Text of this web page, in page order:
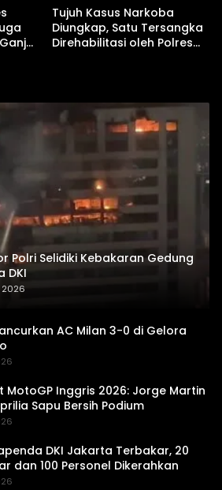
Tujuh Kasus Narkoba
Diungkap, Satu Tersangka
Direhabilitasi oleh Polres
Polri Selidiki Kebakaran Gedung
DKI
2026
AC Milan 3-0 di Gelora
MotoGP Inggris 2026: Jorge Martin
Sapu Bersih Podium
DKI Jakarta Terbakar, 20
dan 100 Personel Dikerahkan